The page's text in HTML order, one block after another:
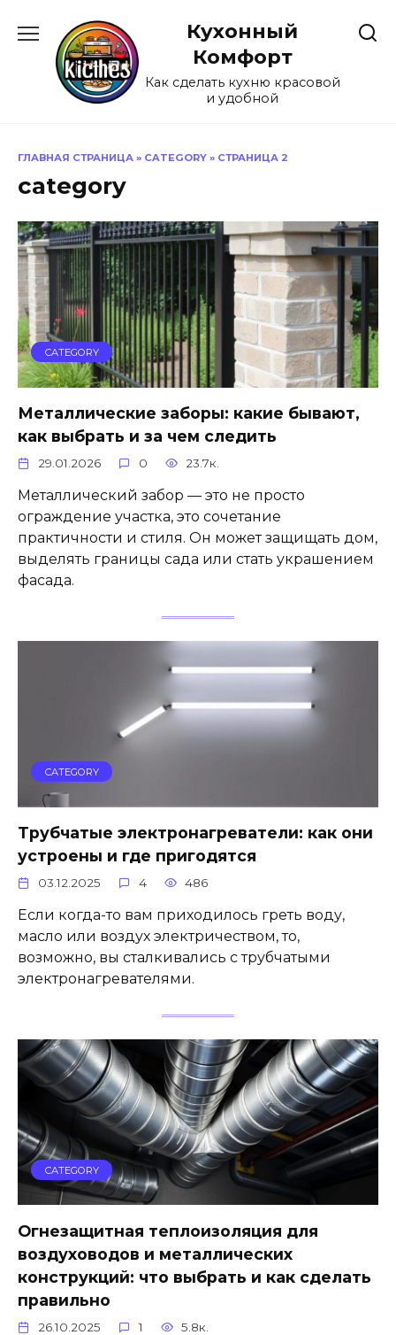
содержанию
Кухонный
Комфорт
Как сделать кухню красовой
и удобной
ГЛАВНАЯ СТРАНИЦА » CATEGORY » СТРАНИЦА 2
category
CATEGORY
Металлические заборы: какие бывают,
как выбрать и за чем следить
29.01.2026 0 23.7к.
Металлический забор — это не просто
ограждение участка, это сочетание
практичности и стиля. Он может защищать дом,
выделять границы сада или стать украшением
фасада.
CATEGORY
Трубчатые электронагреватели: как они
устроены и где пригодятся
03.12.2025 4 486
Если когда-то вам приходилось греть воду,
масло или воздух электричеством, то,
возможно, вы сталкивались с трубчатыми
электронагревателями.
CATEGORY
Огнезащитная теплоизоляция для
воздуховодов и металлических
конструкций: что выбрать и как сделать
правильно
26.10.2025 1 5.8к.